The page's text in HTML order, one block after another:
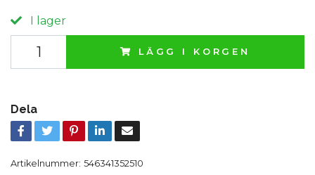
I lager
LÄGG I KORGEN
Dela
Artikelnummer: 546341352510